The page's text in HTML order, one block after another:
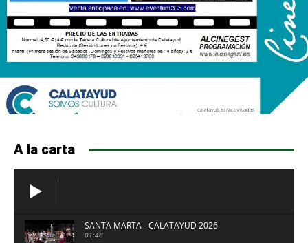
A la carta
SANTA MARTA - CALATAYUD 2026
01:48